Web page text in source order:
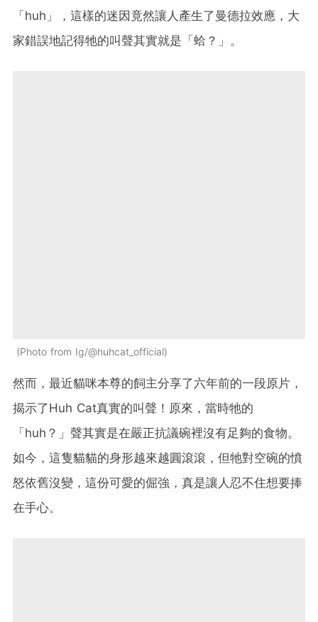
「huh」，這樣的迷因竟然讓人產生了曼德拉效應，大
家錯誤地記得牠的叫聲其實就是「蛤？」。
Photo from Ig/@huhcat_official
然而，最近貓咪本尊的飼主分享了六年前的一段原片，
揭示了Huh Cat真實的叫聲！原來，當時牠的
「huh？」聲其實是在嚴正抗議碗裡沒有足夠的食物。
如今，這隻貓貓的身形越來越圓滾滾，但牠對空碗的憤
怒依舊沒變，這份可愛的倔強，真是讓人忍不住想要捧
在手心。